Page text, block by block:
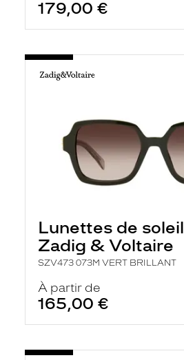
179,00 €
Lunettes de soleil
Zadig & Voltaire
SZV473 073M VERT BRILLANT
À partir de
165,00 €